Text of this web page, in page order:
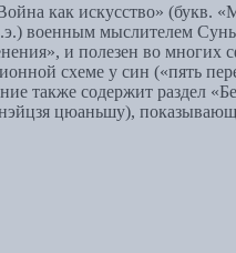
как искусство» (букв.
военным мыслителем
и полезен во многих
схеме у син («пять
также содержит раздел
цюаньшу),